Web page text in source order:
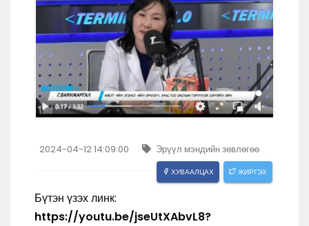
2024-04-12 14:09:00 Эрүүл мэндийн зөвлөгөө
ХУВААЛЦАХ ЖИРГЭХ
Бүтэн үзэх линк:
https://youtu.be/jseUtXAbvL8?